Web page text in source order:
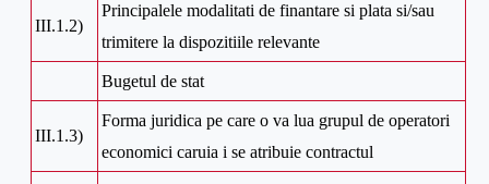
III.1.2)
Principalele modalitati de finantare si plata si/sau
trimitere la dispozitiile relevante
Bugetul de stat
III.1.3)
Forma juridica pe care o va lua grupul de operatori
economici caruia i se atribuie contractul